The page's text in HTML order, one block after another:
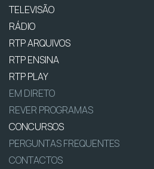
TELEVISÃO
RÁDIO
RTP ARQUIVOS
RTP ENSINA
RTP PLAY
EM DIRETO
REVER PROGRAMAS
CONCURSOS
PERGUNTAS FREQUENTES
CONTACTOS